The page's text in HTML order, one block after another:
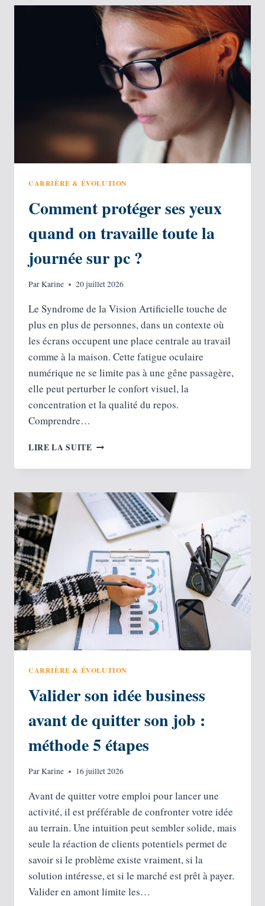
:
QUELLE
MUTUELLE
POUR
ÊTRE
BIEN
REMBOURSÉ
CARRIÈRE & ÉVOLUTION
Comment protéger ses yeux
quand on travaille toute la
journée sur pc ?
ParKarine 20 juillet 2026
Le Syndrome de la Vision Artificielle touche de
plus en plus de personnes, dans un contexte où
les écrans occupent une place centrale au travail
comme à la maison. Cette fatigue oculaire
numérique ne se limite pas à une gêne passagère,
elle peut perturber le confort visuel, la
concentration et la qualité du repos.
Comprendre…
LIRE LA SUITE COMMENT
SES
QUAND
TRAVAILLE
TOUTE
JOURNÉE
SUR
PC
?
CARRIÈRE & ÉVOLUTION
Valider son idée business
avant de quitter son job :
méthode 5 étapes
ParKarine 16 juillet 2026
Avant de quitter votre emploi pour lancer une
activité, il est préférable de confronter votre idée
au terrain. Une intuition peut sembler solide, mais
seule la réaction de clients potentiels permet de
savoir si le problème existe vraiment, si la
solution intéresse, et si le marché est prêt à payer.
Valider en amont limite les…